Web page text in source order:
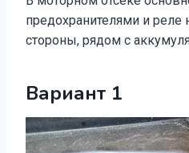
предохранителями и реле
стороны, рядом с
Вариант 1